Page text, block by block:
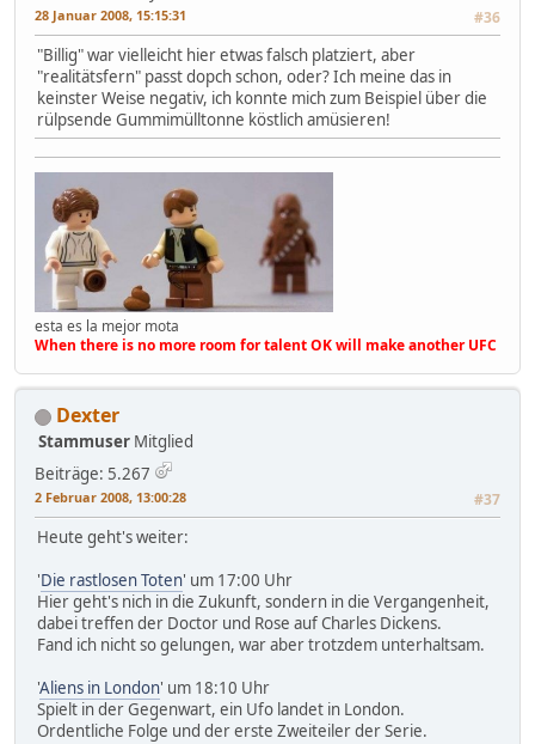
28 Januar 2008, 15:15:31 #36
"Billig" war vielleicht hier etwas falsch platziert, aber
"realitätsfern" passt dopch schon, oder? Ich meine das in
keinster Weise negativ, ich konnte mich zum Beispiel über die
rülpsende Gummimülltonne köstlich amüsieren!
esta es la mejor mota
When there is no more room for talent OK will make another UFC
Dexter
Stammuser Mitglied
Beiträge: 5.267
2 Februar 2008, 13:00:28 #37
Heute geht's weiter:
'Die rastlosen Toten' um 17:00 Uhr
Hier geht's nich in die Zukunft, sondern in die Vergangenheit,
dabei treffen der Doctor und Rose auf Charles Dickens.
Fand ich nicht so gelungen, war aber trotzdem unterhaltsam.
'Aliens in London' um 18:10 Uhr
Spielt in der Gegenwart, ein Ufo landet in London.
Ordentliche Folge und der erste Zweiteiler der Serie.